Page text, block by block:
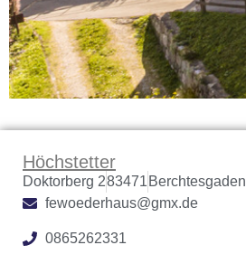
Höchstetter
Doktorberg 283471 Berchtesgaden
fewoederhaus@gmx.de
0865262331